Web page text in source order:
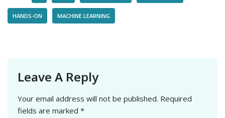
HANDS-ON MACHINE LEARNING
Leave A Reply
Your email address will not be published. Required
fields are marked *